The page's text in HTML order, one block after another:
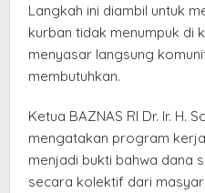
Langkah ini diambil untuk
kurban tidak menumpuk di
menyasar langsung
membutuhkan.
Ketua BAZNAS RI Dr. Ir. H.
mengatakan program
menjadi bukti bahwa dana
secara kolektif dari